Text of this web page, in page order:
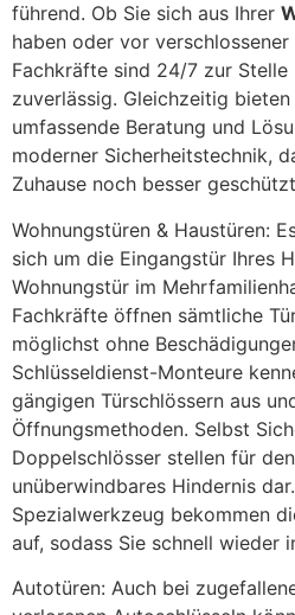
führend. Ob Sie sich aus Ihrer
haben oder vor
Fachkräfte sind 24/7 zur Stelle
zuverlässig. Gleichzeitig
umfassende Beratung und
moderner Sicherheitstechnik,
Zuhause noch besser
Wohnungstüren & Haustüren:
sich um die Eingangstür Ihres
Wohnungstür im
Fachkräfte öffnen sämtliche
möglichst ohne
Schlüsseldienst-Monteure
gängigen Türschlössern aus
Öffnungsmethoden. Selbst
Doppelschlösser stellen für
unüberwindbares Hindernis
Spezialwerkzeug bekommen
auf, sodass Sie schnell wieder
Autotüren: Auch bei